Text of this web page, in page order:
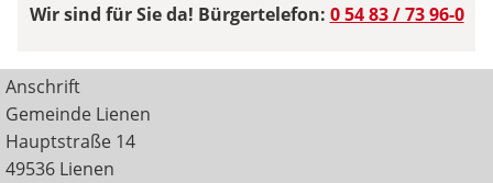
Wir sind für Sie da! Bürgertelefon: 0 54 83 / 73 96-0
Anschrift
Gemeinde Lienen
Hauptstraße 14
49536 Lienen